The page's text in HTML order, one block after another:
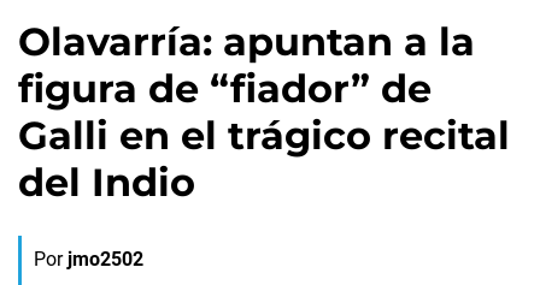
Olavarría: apuntan a la
figura de “fiador” de
Galli en el trágico recital
del Indio
Por jmo2502